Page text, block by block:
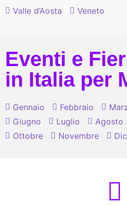
Valle d’Aosta
Veneto
Eventi e
in Italia per
Gennaio Febbraio
Giugno
Luglio Agosto
Ottobre
Novembre